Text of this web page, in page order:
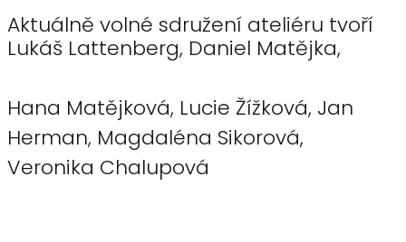
Aktuálně volné sdružení ateliéru tvoří
Lukáš Lattenberg, Daniel Matějka,
Hana Matějková, Lucie Žížková, Jan
Herman, Magdaléna Sikorová,
Veronika Chalupová